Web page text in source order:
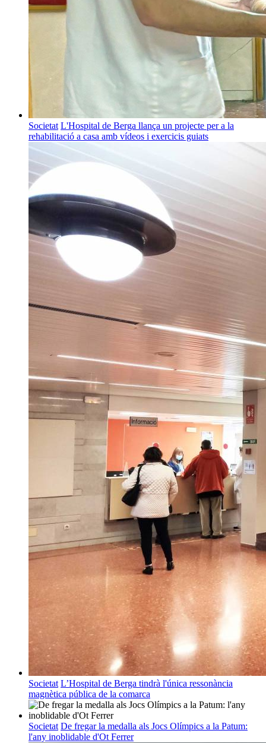
Societat L'Hospital de Berga llança un projecte per a la
rehabilitació a casa amb vídeos i exercicis guiats
Societat L’Hospital de Berga tindrà l'única ressonància
magnètica pública de la comarca
Societat De fregar la medalla als Jocs Olímpics a la Patum:
l'any inoblidable d'Ot Ferrer